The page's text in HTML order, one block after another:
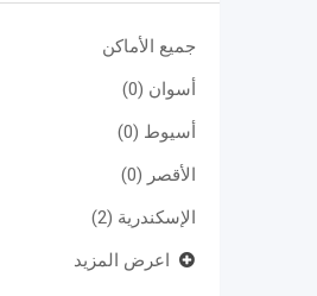
جميع الأماكن
أسوان (0)
أسيوط (0)
الأقصر (0)
الإسكندرية (2)
اعرض المزيد